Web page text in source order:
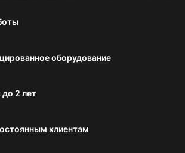
оборудование
до 2 лет
клиентам